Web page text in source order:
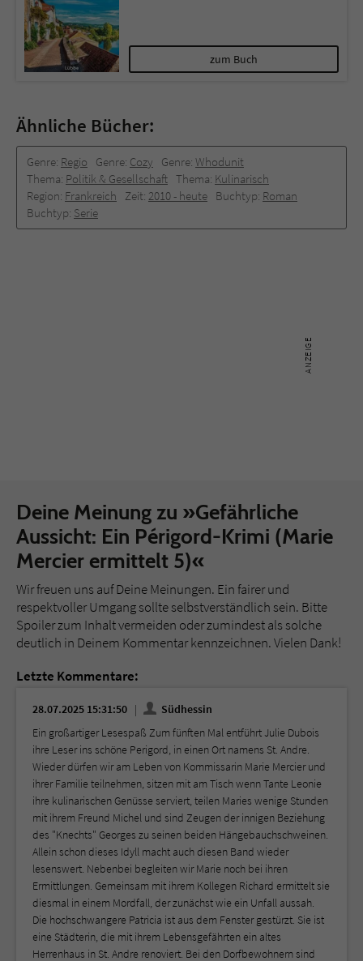
zum Buch
Ähnliche Bücher:
Genre: Regio Genre: Cozy Genre: Whodunit
Thema: Politik & Gesellschaft Thema: Kulinarisch
Region: Frankreich Zeit: 2010 -­ heute Buchtyp: Roman
Buchtyp: Serie
Deine Meinung zu »Gefährliche
Aussicht: Ein Périgord-Krimi (Marie
Mercier ermittelt 5)«
Wir freuen uns auf Deine Meinungen. Ein fairer und
respektvoller Umgang sollte selbstverständlich sein. Bitte
Spoiler zum Inhalt vermeiden oder zumindest als solche
deutlich in Deinem Kommentar kennzeichnen. Vielen Dank!
Letzte Kommentare:
28.07.2025 15:31:50
Südhessin
Ein großartiger Lesespaß Zum fünften Mal entführt Julie Dubois
ihre Leser ins schöne Perigord, in einen Ort namens St. Andre.
Wieder dürfen wir am Leben von Kommissarin Marie Mercier und
ihrer Familie teilnehmen, sitzen mit am Tisch wenn Tante Leonie
ihre kulinarischen Genüsse serviert, teilen Maries wenige Stunden
mit ihrem Freund Michel und sind Zeugen der innigen Beziehung
des "Knechts" Georges zu seinen beiden Hängebauchschweinen.
Allein schon dieses Idyll macht auch diesen Band wieder
lesenswert. Nebenbei begleiten wir Marie noch bei ihren
Ermittlungen. Gemeinsam mit ihrem Kollegen Richard ermittelt sie
diesmal in einem Mordfall, der zunächst wie ein Unfall aussah.
Die hochschwangere Patricia ist aus dem Fenster gestürzt. Sie ist
eine Städterin, die mit ihrem Lebensgefährten ein altes
Herrenhaus in St. Andre renoviert. Bei den Dorfbewohnern sind